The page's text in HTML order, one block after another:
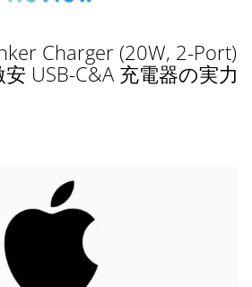
Charger (20W, 2-Port)
USB-C&A 充電器の実力